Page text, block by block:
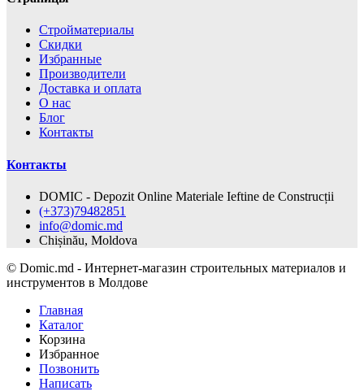
Cтройматериалы
Скидки
Избранные
Производители
Доставка и оплата
О нас
Блог
Контакты
Контакты
DOMIC - Depozit Online Materiale Ieftine de Construcții
(+373)79482851
info@domic.md
Chișinău, Moldova
© Domic.md - Интернет-магазин строительных материалов и
инструментов в Молдове
Главная
Каталог
Корзина
Избранное
Позвонить
Написать